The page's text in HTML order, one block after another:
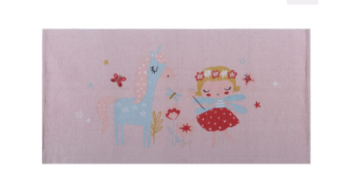
να
σελίδα
του
προϊόντος